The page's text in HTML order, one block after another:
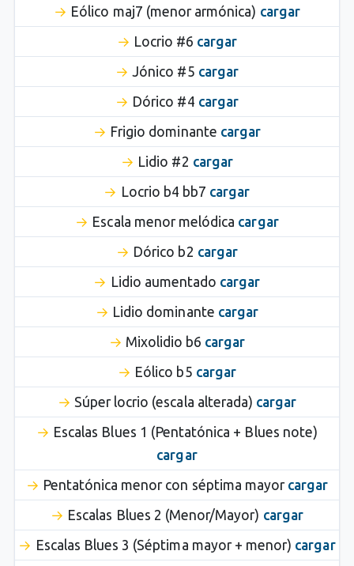
Eólico maj7 (menor armónica) cargar
Locrio #6 cargar
Jónico #5 cargar
Dórico #4 cargar
Frigio dominante cargar
Lidio #2 cargar
Locrio b4 bb7 cargar
Escala menor melódica cargar
Dórico b2 cargar
Lidio aumentado cargar
Lidio dominante cargar
Mixolidio b6 cargar
Eólico b5 cargar
Súper locrio (escala alterada) cargar
Escalas Blues 1 (Pentatónica + Blues note)
cargar
Pentatónica menor con séptima mayor cargar
Escalas Blues 2 (Menor/Mayor) cargar
Escalas Blues 3 (Séptima mayor + menor) cargar